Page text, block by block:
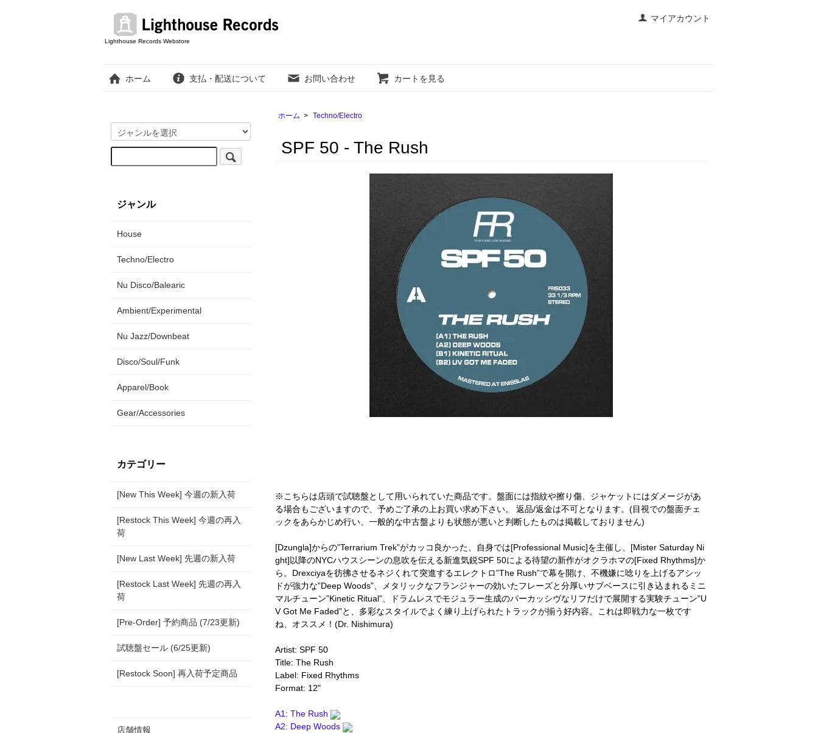
マイアカウント
Lighthouse Records Webstore
ホーム 支払・配送について お問い合わせ カートを見る
ホーム > Techno/Electro
SPF 50 - The Rush
※こちらは店頭で試聴盤として用いられていた商品です。盤面には指紋や擦り傷、ジャケットにはダメージがあ
る場合もございますので、予めご了承の上お買い求め下さい。 返品/返金は不可となります。(目視での盤面チェ
ックをあらかじめ行い、一般的な中古盤よりも状態が悪いと判断したものは掲載しておりません)
[Dzungla]からの”Terrarium Trek”がカッコ良かった、自身では[Professional Music]を主催し、[Mister Saturday Ni
ght]以降のNYCハウスシーンの息吹を伝える新進気鋭SPF 50による待望の新作がオクラホマの[Fixed Rhythms]か
ら。Drexciyaを彷彿させるネジくれて突進するエレクトロ”The Rush”で幕を開け、不機嫌に唸りを上げるアシッ
ドが強力な”Deep Woods”、メタリックなフランジャーの効いたフレーズと分厚いサブベースに引き込まれるミニ
マルチューン”Kinetic Ritual”、ドラムレスでモジュラー生成のパーカッシヴなリフだけで展開する実験チューン”U
V Got Me Faded”と、多彩なスタイルでよく練り上げられたトラックが揃う好内容。これは即戦力な一枚です
ね、オススメ！(Dr. Nishimura)
Artist: SPF 50
Title: The Rush
Label: Fixed Rhythms
Format: 12"
A1: The Rush
A2: Deep Woods
ジャンル
House
Techno/Electro
Nu Disco/Balearic
Ambient/Experimental
Nu Jazz/Downbeat
Disco/Soul/Funk
Apparel/Book
Gear/Accessories
カテゴリー
[New This Week] 今週の新入荷
[Restock This Week] 今週の再入
荷
[New Last Week] 先週の新入荷
[Restock Last Week] 先週の再入
荷
[Pre-Order] 予約商品 (7/23更新)
試聴盤セール (6/25更新)
[Restock Soon] 再入荷予定商品
店舗情報